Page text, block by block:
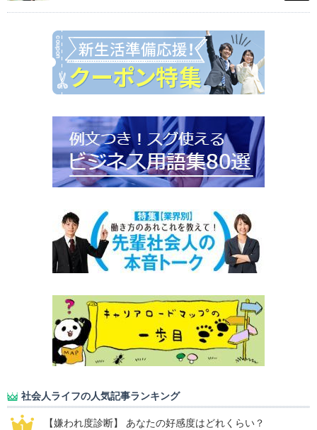
社会人ライフの人気記事ランキング
【嫌われ度診断】 あなたの好感度はどれくらい？